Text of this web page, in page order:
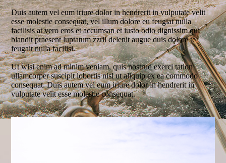
Duis autem vel eum iriure dolor in hendrerit in vulputate velit
esse molestie consequat, vel illum dolore eu feugiat nulla
facilisis at vero eros et accumsan et iusto odio dignissim qui
blandit praesent luptatum zzril delenit augue duis dolore te
feugait nulla facilisi.
Ut wisi enim ad minim veniam, quis nostrud exerci tation
ullamcorper suscipit lobortis nisl ut aliquip ex ea commodo
consequat. Duis autem vel eum iriure dolor in hendrerit in
vulputate velit esse molestie consequat.